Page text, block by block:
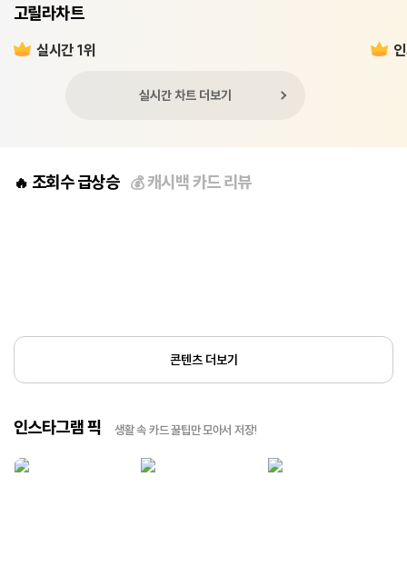
고릴라차트
실시간 1위
실시간 차트 더보기
🔥 조회수 급상승 💰캐시백 카드 리뷰
콘텐츠 더보기
인스타그램 픽 생활 속 카드 꿀팁만 모아서 저장!